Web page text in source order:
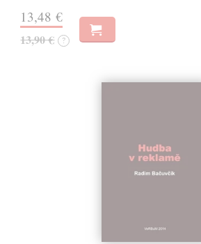
13,48 €
13,90 € ?